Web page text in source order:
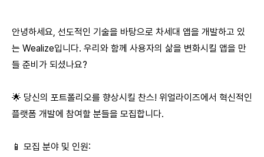
안녕하세요, 선도적인 기술을 바탕으로 차세대 앱을 개발하고 있
는 Wealize입니다. 우리와 함께 사용자의 삶을 변화시킬 앱을 만
들 준비가 되셨나요?
🌟 당신의 포트폴리오를 향상시킬 찬스! 위얼라이즈에서 혁신적인
플랫폼 개발에 참여할 분들을 모집합니다.
📱 모집 분야 및 인원: